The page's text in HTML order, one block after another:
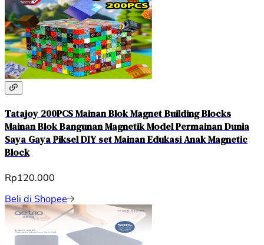
Tatajoy 200PCS Mainan Blok Magnet Building Blocks
Mainan Blok Bangunan Magnetik Model Permainan Dunia
Saya Gaya Piksel DIY set Mainan Edukasi Anak Magnetic
Block
Rp120.000
Beli di Shopee